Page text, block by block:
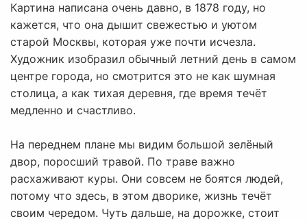
Картина написана очень давно, в 1878 году, но
кажется, что она дышит свежестью и уютом
старой Москвы, которая уже почти исчезла.
Художник изобразил обычный летний день в самом
центре города, но смотрится это не как шумная
столица, а как тихая деревня, где время течёт
медленно и счастливо.
На переднем плане мы видим большой зелёный
двор, поросший травой. По траве важно
расхаживают куры. Они совсем не боятся людей,
потому что здесь, в этом дворике, жизнь течёт
своим чередом. Чуть дальше, на дорожке, стоит